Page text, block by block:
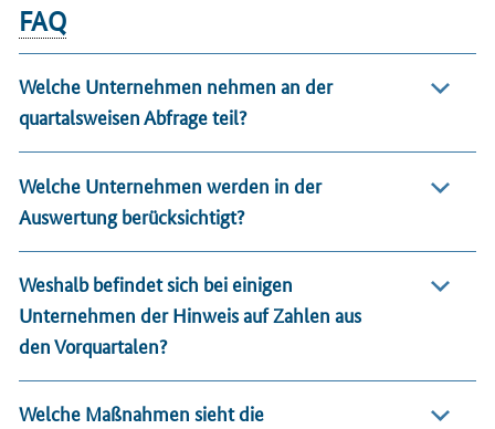
FAQ
Welche Unternehmen nehmen an der
quartalsweisen Abfrage teil?
Welche Unternehmen werden in der
Auswertung berücksichtigt?
Weshalb befindet sich bei einigen
Unternehmen der Hinweis auf Zahlen aus
den Vorquartalen?
Welche Maßnahmen sieht die